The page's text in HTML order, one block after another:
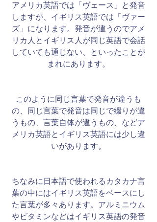
アメリカ英語では「ヴェース」と発音
しますが、イギリス英語では「ヴァー
ズ」になります。発音が違うのでアメ
リカ人とイギリス人が同じ英語で会話
していても通じない、といったことが
まれにあります。
このように同じ言葉で発音が違うも
の、同じ言葉で発音は同じで綴りが違
うもの、言葉自体が違うもの、などア
メリカ英語とイギリス英語には少し違
いがあります。
ちなみに日本語で使われるカタカナ言
葉の中にはイギリス英語をベースにし
た言葉が多々あります。アルミニウム
やビタミンなどはイギリス英語の発音